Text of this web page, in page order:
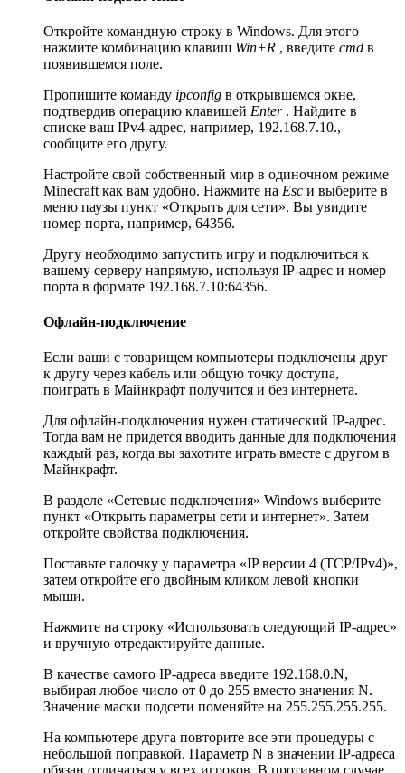
Откройте командную строку в Windows. Для этого
нажмите комбинацию клавиш Win+R , введите cmd в
появившемся поле.
Пропишите команду ipconfig в открывшемся окне,
подтвердив операцию клавишей Enter. Найдите в
списке ваш IPv4-адрес, например, 192.168.7.10.,
сообщите его другу.
Настройте свой собственный мир в одиночном режиме
Minecraft как вам удобно. Нажмите на Esc и выберите в
меню паузы пункт «Открыть для сети». Вы увидите
номер порта, например, 64356.
Другу необходимо запустить игру и подключиться к
вашему серверу напрямую, используя IP-адрес и номер
порта в формате 192.168.7.10:64356.
Офлайн-подключение
Если ваши с товарищем компьютеры подключены друг
к другу через кабель или общую точку доступа,
поиграть в Майнкрафт получится и без интернета.
Для офлайн-подключения нужен статический IP-адрес.
Тогда вам не придется вводить данные для подключения
каждый раз, когда вы захотите играть вместе с другом в
Майнкрафт.
В разделе «Сетевые подключения» Windows выберите
пункт «Открыть параметры сети и интернет». Затем
откройте свойства подключения.
Поставьте галочку у параметра «IP версии 4 (TCP/IPv4)»,
затем откройте его двойным кликом левой кнопки
мыши.
Нажмите на строку «Использовать следующий IP-адрес»
и вручную отредактируйте данные.
В качестве самого IP-адреса введите 192.168.0.N,
выбирая любое число от 0 до 255 вместо значения N.
Значение маски подсети поменяйте на 255.255.255.255.
На компьютере друга повторите все эти процедуры с
небольшой поправкой. Параметр N в значении IP-адреса